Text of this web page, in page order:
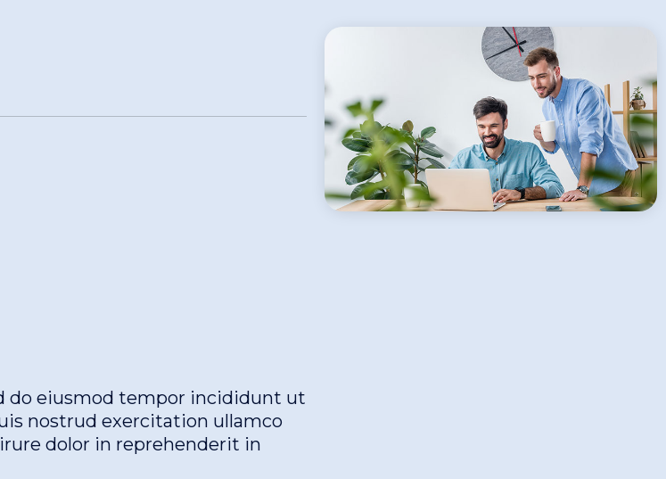
do eiusmod tempor incididunt ut
nostrud exercitation ullamco
dolor in reprehenderit in